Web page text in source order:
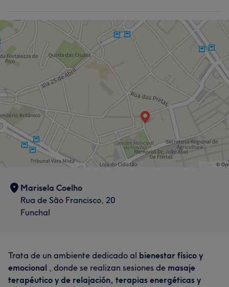
Marisela Coelho
Rua de São Francisco, 20
Funchal
Trata de un ambiente dedicado al bienestar físico y
emocional , donde se realizan sesiones de masaje
terapéutico y de relajación, terapias energéticas y